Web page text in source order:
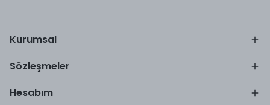
Kurumsal
Sözleşmeler
Hesabım